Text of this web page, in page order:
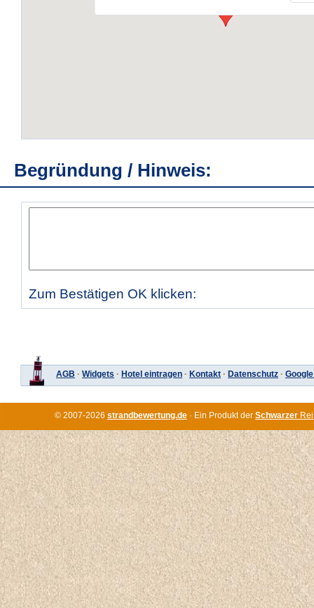
Begründung / Hinweis:
Zum Bestätigen OK klicken:
AGB · Widgets · Hotel eintragen · Kontakt · Datenschutz ·
© 2007-2026 strandbewertung.de · Ein Produkt der Schwarzer